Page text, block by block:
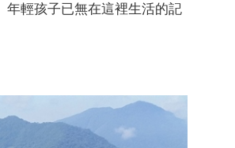
年輕孩子已無在這裡生活的記